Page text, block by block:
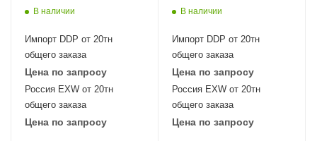
В наличии
Импорт DDP от 20тн
общего заказа
Цена по запросу
Россия EXW от 20тн
общего заказа
Цена по запросу
В наличии
Импорт DDP от 20тн
общего заказа
Цена по запросу
Россия EXW от 20тн
общего заказа
Цена по запросу